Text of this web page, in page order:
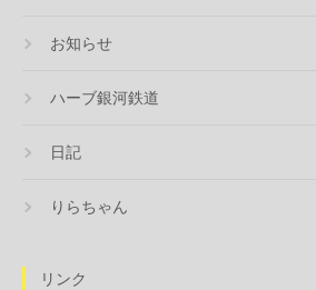
お知らせ
ハーブ銀河鉄道
日記
りらちゃん
リンク